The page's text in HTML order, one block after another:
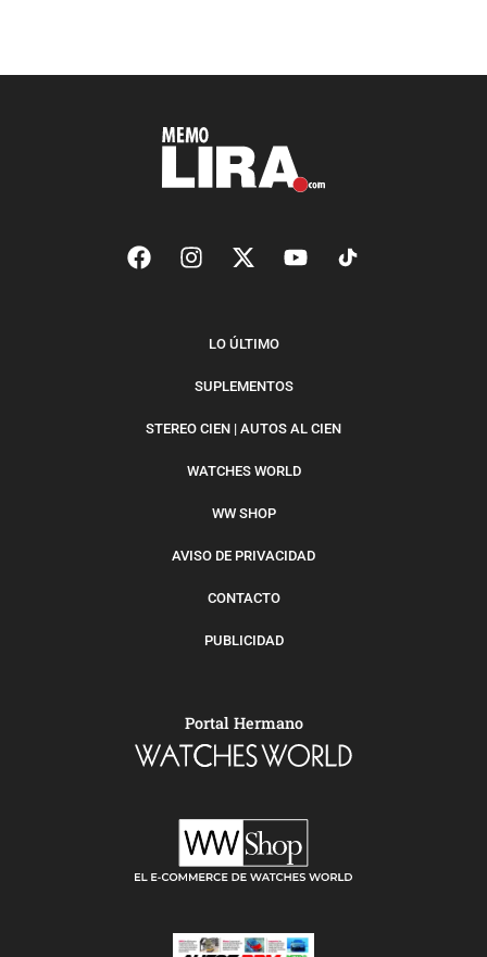
LO ÚLTIMO
SUPLEMENTOS
STEREO CIEN | AUTOS AL CIEN
WATCHES WORLD
WW SHOP
AVISO DE PRIVACIDAD
CONTACTO
PUBLICIDAD
Portal Hermano